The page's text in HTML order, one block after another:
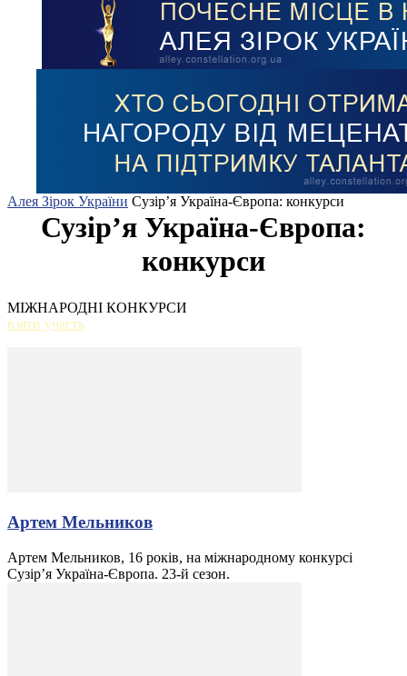
Алея Зірок України Сузір’я Україна-Європа: конкурси
Сузір’я Україна-Європа:
конкурси
МІЖНАРОДНІ КОНКУРСИ
взяти участь
Артем Мельников
Артем Мельников, 16 років, на міжнародному конкурсі
Сузір’я Україна-Європа. 23-й сезон.